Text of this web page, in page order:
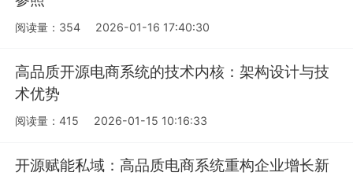
阅读量：354 2026-01-16 17:40:30
高品质开源电商系统的技术内核：架构设计与技
术优势
阅读量：415 2026-01-15 10:16:33
开源赋能私域：高品质电商系统重构企业增长新